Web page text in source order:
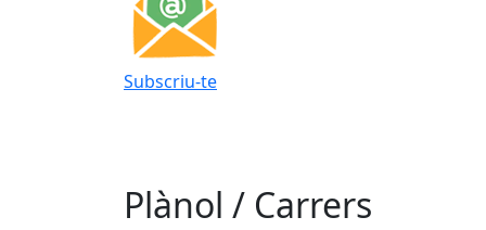
Subscriu-te
Plànol / Carrers